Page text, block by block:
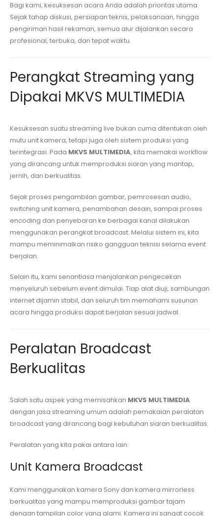
Bagi kami, kesuksesan acara Anda adalah prioritas utama.
Sejak tahap diskusi, persiapan teknis, pelaksanaan, hingga
pengiriman hasil rekaman, semua alur dijalankan secara
profesional, terbuka, dan tepat waktu.
Perangkat Streaming yang
Dipakai MKVS MULTIMEDIA
Kesuksesan suatu streaming live bukan cuma ditentukan oleh
mutu unit kamera, tetapi juga oleh sistem produksi yang
terintegrasi. Pada MKVS MULTIMEDIA, kita memakai workflow
yang dirancang untuk memproduksi siaran yang mantap,
jernih, dan berkualitas.
Sejak proses pengambilan gambar, pemrosesan audio,
switching unit kamera, penambahan desain, sampai proses
encoding dan penyebaran ke berbagai kanal dilakukan
menggunakan perangkat broadcast. Melalui sistem ini, kita
mampu meminimalkan risiko gangguan teknisi selama event
berjalan.
Selain itu, kami senantiasa menjalankan pengecekan
menyeluruh sebelum event dimulai. Tiap alat diuji, sambungan
internet dijamin stabil, dan seluruh tim memahami susunan
acara hingga produksi dapat berjalan sesuai jadwal.
Peralatan Broadcast
Berkualitas
Salah satu aspek yang memisahkan MKVS MULTIMEDIA
dengan jasa streaming umum adalah pemakaian peralatan
broadcast yang dirancang bagi kebutuhan siaran berkualitas.
Peralatan yang kita pakai antara lain:
Unit Kamera Broadcast
Kami menggunakan kamera Sony dan kamera mirrorless
berkualitas yang mampu memproduksi gambar tajam
dengan tampilan color yang alami. Kamera ini sangat cocok